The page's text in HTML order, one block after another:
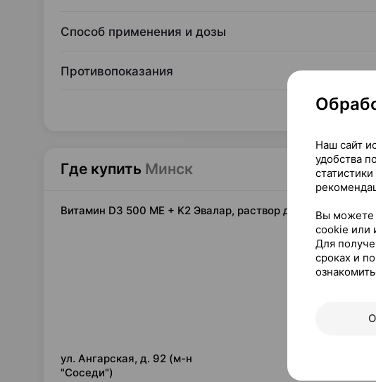
Способ применения и дозы
Противопоказания
Читать
Где купить Минск
Витамин D3 500 ME + K2 Эвалар, раствор для приема
ул. Ангарская, д. 92 (м-н
"Соседи")
Наш сайт
удобства
Вы можете
cookie или
Для
сроках и